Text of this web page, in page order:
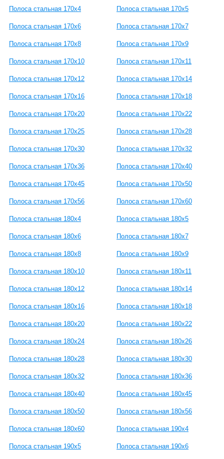
Полоса стальная 170x4 Полоса стальная 170x5
Полоса стальная 170x6 Полоса стальная 170x7
Полоса стальная 170x8 Полоса стальная 170x9
Полоса стальная 170x10 Полоса стальная 170x11
Полоса стальная 170x12 Полоса стальная 170x14
Полоса стальная 170x16 Полоса стальная 170x18
Полоса стальная 170x20 Полоса стальная 170x22
Полоса стальная 170x25 Полоса стальная 170x28
Полоса стальная 170x30 Полоса стальная 170x32
Полоса стальная 170x36 Полоса стальная 170x40
Полоса стальная 170x45 Полоса стальная 170x50
Полоса стальная 170x56 Полоса стальная 170x60
Полоса стальная 180x4 Полоса стальная 180x5
Полоса стальная 180x6 Полоса стальная 180x7
Полоса стальная 180x8 Полоса стальная 180x9
Полоса стальная 180x10 Полоса стальная 180x11
Полоса стальная 180x12 Полоса стальная 180x14
Полоса стальная 180x16 Полоса стальная 180x18
Полоса стальная 180x20 Полоса стальная 180x22
Полоса стальная 180x24 Полоса стальная 180x26
Полоса стальная 180x28 Полоса стальная 180x30
Полоса стальная 180x32 Полоса стальная 180x36
Полоса стальная 180x40 Полоса стальная 180x45
Полоса стальная 180x50 Полоса стальная 180x56
Полоса стальная 180x60 Полоса стальная 190x4
Полоса стальная 190x5 Полоса стальная 190x6